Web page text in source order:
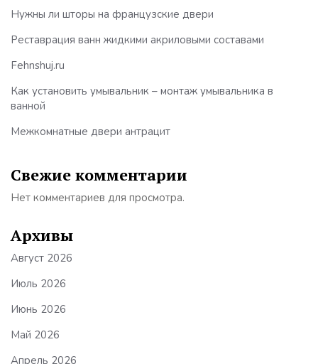
Нужны ли шторы на французские двери
Реставрация ванн жидкими акриловыми составами
Fehnshuj.ru
Как установить умывальник – монтаж умывальника в
ванной
Межкомнатные двери антрацит
Свежие комментарии
Нет комментариев для просмотра.
Архивы
Август 2026
Июль 2026
Июнь 2026
Май 2026
Апрель 2026